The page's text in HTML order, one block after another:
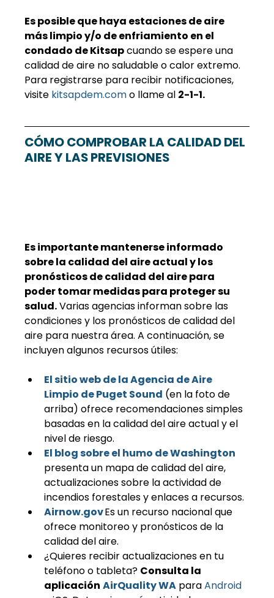
Es posible que haya estaciones de aire
más limpio y/o de enfriamiento en el
condado de Kitsap cuando se espere una
calidad de aire no saludable o calor extremo.
Para registrarse para recibir notificaciones,
visite kitsapdem.com o llame al 2-1-1.
CÓMO COMPROBAR LA CALIDAD DEL
AIRE Y LAS PREVISIONES
Es importante mantenerse informado
sobre la calidad del aire actual y los
pronósticos de calidad del aire para
poder tomar medidas para proteger su
salud. Varias agencias informan sobre las
condiciones y los pronósticos de calidad del
aire para nuestra área. A continuación, se
incluyen algunos recursos útiles:
El sitio web de la Agencia de Aire
Limpio de Puget Sound (en la foto de
arriba) ofrece recomendaciones simples
basadas en la calidad del aire actual y el
nivel de riesgo.
El blog sobre el humo de Washington
presenta un mapa de calidad del aire,
actualizaciones sobre la actividad de
incendios forestales y enlaces a recursos.
Airnow.govEs un recurso nacional que
ofrece monitoreo y pronósticos de la
calidad del aire.
¿Quieres recibir actualizaciones en tu
teléfono o tableta? Consulta la
aplicación AirQuality WA para Android